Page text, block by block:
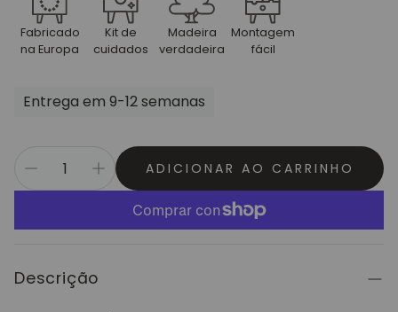
Fabricado
na Europa
Kit de
cuidados
Madeira
verdadeira
Montagem
fácil
Entrega em 9-12 semanas
ADICIONAR AO CARRINHO
Descrição